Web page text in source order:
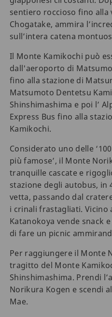
sentiero roccioso fino alla
Chogatake, ammira
sull’intera catena
Il Monte Kamikochi può
dall'aeroporto di
fino alla stazione di
Matsumoto Dentetsu
Shinshimashima e poi l’
Express Bus fino alla
Kamikochi.
Considerato uno delle
più famose’, il Monte
tranquille cascate e
stazione degli autobus, in
vetta, passando dal
i crinali frastagliati. Vicino
Katanokoya vende snack
di fare un picnic
Per raggiungere il Monte
tragitto del Monte
Shinshimashima. Prendi
Norikura Kogen e scendi
Mae.